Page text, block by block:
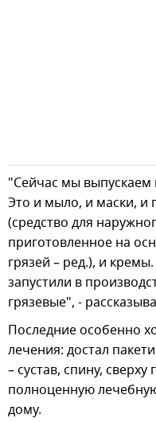
"Сейчас мы
Это и мыло, и маски, и
(средство для
приготовленное на
грязей – ред.), и
запустили в
грязевые", -
Последние особенно
лечения: достал
– сустав, спину, сверху
полноценную
дому.